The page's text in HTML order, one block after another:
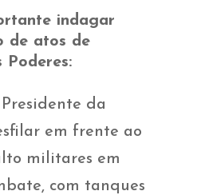
indagar
de atos de
Poderes:
da
em frente ao
militares em
com tanques